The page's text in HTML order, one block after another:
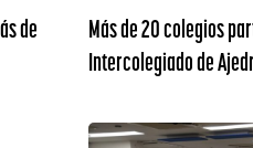
de
Más de 20 colegios
Intercolegiado de